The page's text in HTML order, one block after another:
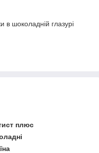
в шоколадній глазурі
плюс